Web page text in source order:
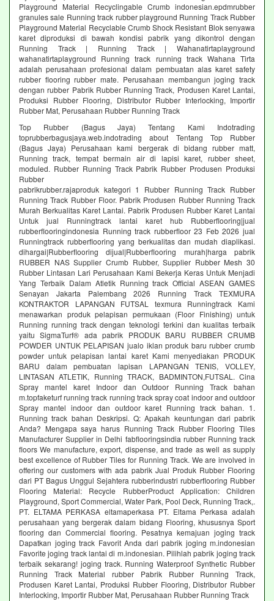
Playground Material Recyclingable Crumb indonesian.epdmrubber
granules sale Running track rubber playground Running Track Rubber
Playground Material Recyclable Crumb Shock Resistant Blok senyawa
karet diproduksi di bawah kondisi pabrik yang dikontrol dengan
Running Track | Running Track | Wahanatirtaplayground
wahanatirtaplayground Running track running track Wahana Tirta
adalah perusahaan profesional dalam pembuatan alas karet safety
rubber flooring rubber mate. Perusahaan membangun joging track
dengan rubber Pabrik Rubber Running Track, Produsen Karet Lantai,
Produksi Rubber Flooring, Distributor Rubber Interlocking, Importir
Rubber Mat, Perusahaan Rubber Running Track
Top Rubber (Bagus Jaya) Tentang Kami Indotrading
toprubberbagusjaya.web.indotrading about Tentang Top Rubber
(Bagus Jaya) Perusahaan kami bergerak di bidang rubber matt,
Running track, tempat bermain air di lapisi karet, rubber sheet,
moduled. Rubber Running Track Pabrik Rubber Produsen Produksi
Rubber
pabrikrubber.rajaproduk kategori 1 Rubber Running Track Rubber
Running Track Rubber Floor. Pabrik Produsen Rubber Running Track
Murah Berkualitas Karet Lantai. Pabrik Produsen Rubber Karet Lantai
Untuk jual Runningtrack lantai karet hub Rubberflooring|jual
rubberflooringindonesia Running track rubberfloor 23 Feb 2026 jual
Runningtrack rubberflooring yang berkualitas dan mudah diaplikasi.
dihargai|Rubberflooring dijual|Rubberflooring murah|harga pabrik
RUBBER NAS Supplier Crumb Rubber, Supplier Rubber Mesh 30
Rubber Lintasan Lari Perusahaan Kami Bekerja Keras Untuk Menjadi
Yang Terbaik Dalam Atletik Running track Official ASEAN GAMES
Senayan Jakarta Palembang 2026 Running Track TEXMURA
KONTRAKTOR LAPANGAN FUTSAL texmura Runningtrack Kami
menawarkan produk pelapisan permukaan (Floor Finishing) untuk
Running running track dengan teknologi terkini dan kualitas terbaik
yaitu SigmaTurf® ada pabrik PRODUK BARU RUBBER CRUMB
POWDER UNTUK PELAPISAN jualo iklan produk baru rubber crumb
powder untuk pelapisan lantai karet Kami menyediakan PRODUK
BARU dalam pembuatan lapisan LAPANGAN TENIS, VOLLEY,
LINTASAN ATLETIK, Running TRACK, BADMINTON,FUTSAL. Cina
Spray mantel karet Indoor dan Outdoor Running Track bahan
m.topfaketurf running track running track spray coat indoor and outdoor
Spray mantel indoor dan outdoor karet Running track bahan. 1.
Running track bahan Deskripsi. Q: Apakah keuntungan dari pabrik
Anda? Mengapa saya harus Running Track Rubber Flooring Tiles
Manufacturer Supplier in Delhi fabflooringsindia rubber Running track
floors We manufacture, export, dispense, and trade as well as supply
best excellence of Rubber Tiles for Running Track. We are involved in
offering our customers with ada pabrik Jual Produk Rubber Flooring
dari PT Bagus Unggul Sejahtera rubberindustri rubberflooring Rubber
Flooring Material: Recycle RubberProduct Application: Children
Playground, Sport Commercial, Water Park, Pool Deck, Running Track,.
PT. ELTAMA PERKASA eltamaperkasa PT. Eltama Perkasa adalah
perusahaan yang bergerak dalam bidang Flooring, khususnya Sport
flooring dan Commercial flooring. Pesatnya kemajuan joging track
Dapatkan joging track Favorit Anda dari pabrik joging m.indonesian
Favorite joging track lantai di m.indonesian. Pilihlah pabrik joging track
terbaik sekarang! joging track. Running Waterproof Synthetic Rubber
Running Track Material rubber Pabrik Rubber Running Track,
Produsen Karet Lantai, Produksi Rubber Flooring, Distributor Rubber
Interlocking, Importir Rubber Mat, Perusahaan Rubber Running Track